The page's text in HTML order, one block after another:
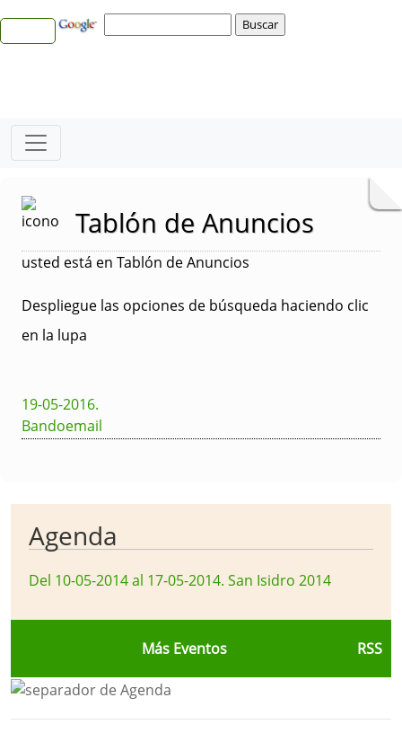
Tablón de Anuncios
usted está en Tablón de Anuncios
Despliegue las opciones de búsqueda haciendo clic
en la lupa
19-05-2016.
Bandoemail
Agenda
Del 10-05-2014 al 17-05-2014. San Isidro 2014
Más Eventos RSS